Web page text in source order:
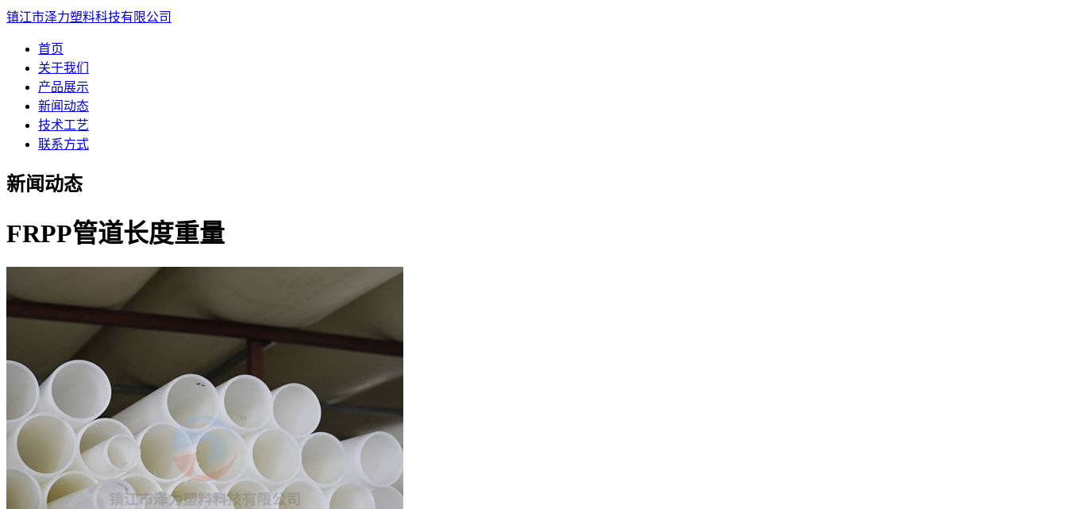
镇江市泽力塑料科技有限公司
首页
关于我们
产品展示
新闻动态
技术工艺
联系方式
新闻动态
FRPP管道长度重量